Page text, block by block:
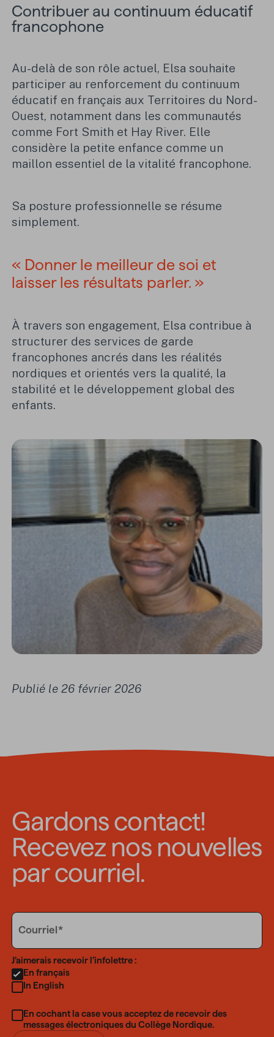
Contribuer au continuum éducatif
francophone
Au-delà de son rôle actuel, Elsa souhaite
participer au renforcement du continuum
éducatif en français aux Territoires du Nord-
Ouest, notamment dans les communautés
comme Fort Smith et Hay River. Elle
considère la petite enfance comme un
maillon essentiel de la vitalité francophone.
Sa posture professionnelle se résume
simplement.
« Donner le meilleur de soi et
laisser les résultats parler. »
À travers son engagement, Elsa contribue à
structurer des services de garde
francophones ancrés dans les réalités
nordiques et orientés vers la qualité, la
stabilité et le développement global des
enfants.
Publié le 26 février 2026
Gardons contact!
Recevez nos nouvelles
par courriel.
Email
Courriel
Language
J’aimerais recevoir l’infolettre :
En français
In English
En cochant la case vous acceptez de recevoir des
messages électroniques du Collège Nordique.